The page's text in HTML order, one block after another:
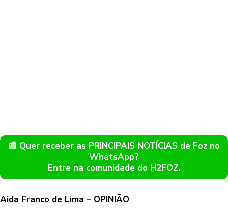
📰 Quer receber as PRINCIPAIS NOTÍCIAS de Foz no
WhatsApp?
Entre na comunidade do H2FOZ.
Aida Franco de Lima – OPINIÃO